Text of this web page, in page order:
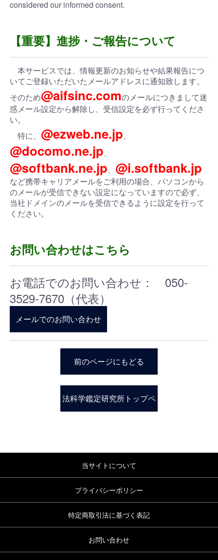
considered our informed consent.
【重要】進捗・ご報告について
本サービスでは、情報更新のお知らせや結果報告につ
いてご登録いただいたメールアドレスに通知致します。
そのため@aifsinc.comのメールにつきまして迷
惑メール設定から解除し、受信設定を必ず行ってくださ
い。
特に、 @ezweb.ne.jp、
@docomo.ne.jp、
@softbank.ne.jp、 @i.softbank.jp
など携帯キャリアメールをご利用の場合、パソコンから
のメールが受信できない設定になっていますので必ず、
当社ドメインのメールを受信できるように設定を行って
ください。
お問い合わせはこちら
お電話でのお問い合わせ： 050-
3529-7670（代表）
メールでのお問い合わせ
前のページにもどる
法科学鑑定研究所トップペ
当サイトについて
プライバシーポリシー
特定商取引法に基づく表記
お問い合わせ